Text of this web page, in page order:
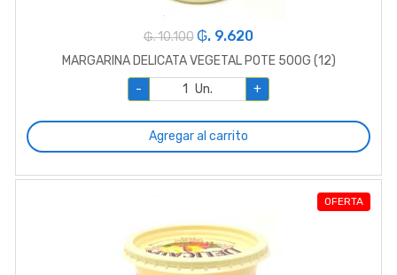
₲. 10.100 ₲. 9.620
MARGARINA DELICATA VEGETAL POTE 500G (12)
-
Un. +
Agregar al carrito
OFERTA